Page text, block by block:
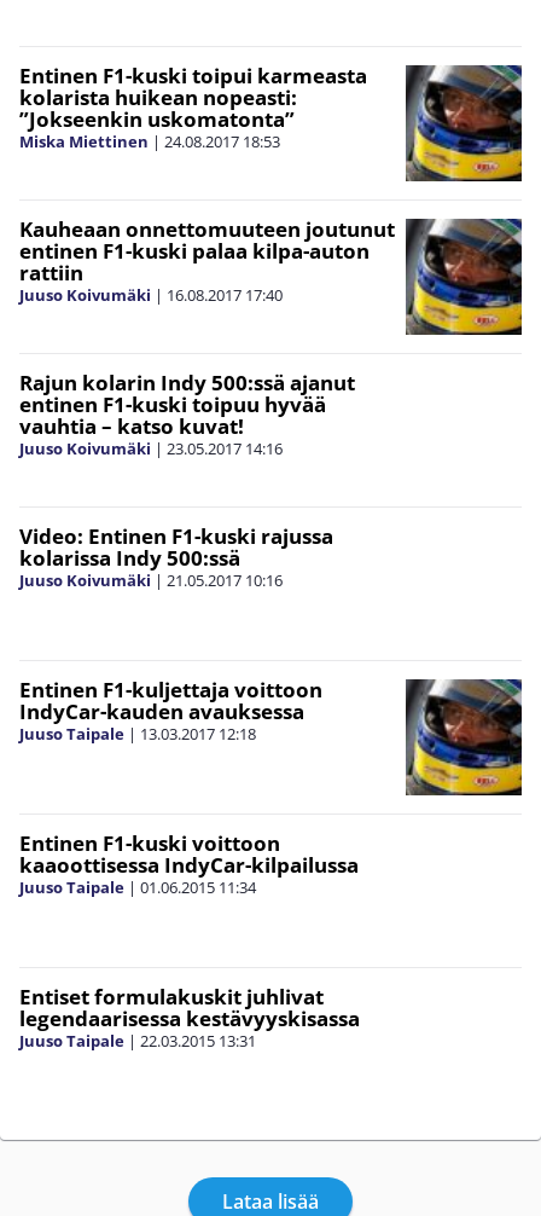
Entinen F1-kuski toipui karmeasta
kolarista huikean nopeasti:
”Jokseenkin uskomatonta”
Miska Miettinen | 24.08.2017 18:53
Kauheaan onnettomuuteen joutunut
entinen F1-kuski palaa kilpa-auton
rattiin
Juuso Koivumäki | 16.08.2017 17:40
Rajun kolarin Indy 500:ssä ajanut
entinen F1-kuski toipuu hyvää
vauhtia – katso kuvat!
Juuso Koivumäki | 23.05.2017 14:16
Video: Entinen F1-kuski rajussa
kolarissa Indy 500:ssä
Juuso Koivumäki | 21.05.2017 10:16
Entinen F1-kuljettaja voittoon
IndyCar-kauden avauksessa
Juuso Taipale | 13.03.2017 12:18
Entinen F1-kuski voittoon
kaaoottisessa IndyCar-kilpailussa
Juuso Taipale | 01.06.2015 11:34
Entiset formulakuskit juhlivat
legendaarisessa kestävyyskisassa
Juuso Taipale | 22.03.2015 13:31
Lataa lisää